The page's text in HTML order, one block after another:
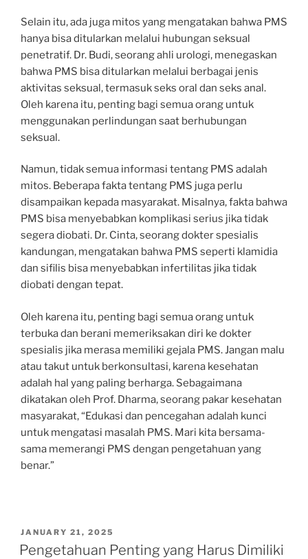
Selain itu, ada juga mitos yang mengatakan bahwa PMS
hanya bisa ditularkan melalui hubungan seksual
penetratif. Dr. Budi, seorang ahli urologi, menegaskan
bahwa PMS bisa ditularkan melalui berbagai jenis
aktivitas seksual, termasuk seks oral dan seks anal.
Oleh karena itu, penting bagi semua orang untuk
menggunakan perlindungan saat berhubungan
seksual.
Namun, tidak semua informasi tentang PMS adalah
mitos. Beberapa fakta tentang PMS juga perlu
disampaikan kepada masyarakat. Misalnya, fakta bahwa
PMS bisa menyebabkan komplikasi serius jika tidak
segera diobati. Dr. Cinta, seorang dokter spesialis
kandungan, mengatakan bahwa PMS seperti klamidia
dan sifilis bisa menyebabkan infertilitas jika tidak
diobati dengan tepat.
Oleh karena itu, penting bagi semua orang untuk
terbuka dan berani memeriksakan diri ke dokter
spesialis jika merasa memiliki gejala PMS. Jangan malu
atau takut untuk berkonsultasi, karena kesehatan
adalah hal yang paling berharga. Sebagaimana
dikatakan oleh Prof. Dharma, seorang pakar kesehatan
masyarakat, “Edukasi dan pencegahan adalah kunci
untuk mengatasi masalah PMS. Mari kita bersama-
sama memerangi PMS dengan pengetahuan yang
benar.”
POSTED
ON
JANUARY 21, 2025
Pengetahuan Penting yang Harus Dimiliki